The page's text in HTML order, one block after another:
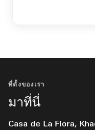
ที่ตั้งของเรา
มาที่นี่
Casa de La Flora,